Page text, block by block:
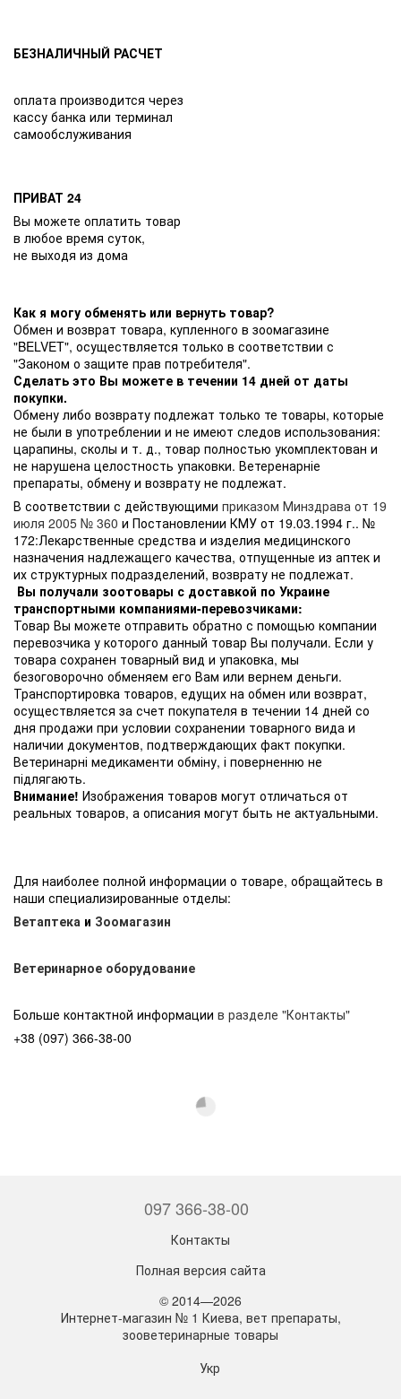
БЕЗНАЛИЧНЫЙ РАСЧЕТ
оплата производится через
кассу банка или терминал
самообслуживания
ПРИВАТ 24
Вы можете оплатить товар
в любое время суток,
не выходя из дома
Как я могу обменять или вернуть товар?
Обмен и возврат товара, купленного в зоомагазине
"BELVET", осуществляется только в соответствии с
"Законом о защите прав потребителя".
Сделать это Вы можете в течении 14 дней от даты
покупки.
Обмену либо возврату подлежат только те товары, которые
не были в употреблении и не имеют следов использования:
царапины, сколы и т. д., товар полностью укомплектован и
не нарушена целостность упаковки. Ветеренарніе
препараты, обмену и возврату не подлежат.
В соответствии с действующими приказом Минздрава от 19
июля 2005 № 360 и Постановлении КМУ от 19.03.1994 г.. №
172:Лекарственные средства и изделия медицинского
назначения надлежащего качества, отпущенные из аптек и
их структурных подразделений, возврату не подлежат.
Вы получали зоотовары с доставкой по Украине
транспортными компаниями-перевозчиками:
Товар Вы можете отправить обратно с помощью компании
перевозчика у которого данный товар Вы получали. Если у
товара сохранен товарный вид и упаковка, мы
безоговорочно обменяем его Вам или вернем деньги.
Транспортировка товаров, едущих на обмен или возврат,
осуществляется за счет покупателя в течении 14 дней со
дня продажи при условии сохранении товарного вида и
наличии документов, подтверждающих факт покупки.
Ветеринарні медикаменти обміну, і поверненню не
підлягають.
Внимание! Изображения товаров могут отличаться от
реальных товаров, а описания могут быть не актуальными.
Для наиболее полной информации о товаре, обращайтесь в
наши специализированные отделы:
Ветаптека и Зоомагазин
Ветеринарное оборудование
Больше контактной информации в разделе "Контакты"
+38 (097) 366-38-00
097 366-38-00
Контакты
Полная версия сайта
© 2014—2026
Интернет-магазин № 1 Киева, вет препараты,
зооветеринарные товары
Укр